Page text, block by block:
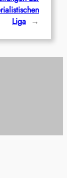
Liga →